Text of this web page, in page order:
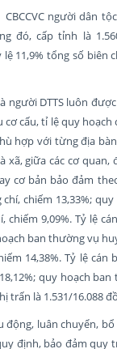
người dân
đó, cấp tỉnh là
11,9% tổng số biên
người DTTS luôn
cấu, tỉ lệ quy
hợp với từng địa
xã, giữa các cơ
cơ bản bảo đảm
chiếm 13,33%;
chiếm 9,09%. Tỷ lệ
ban thường vụ
14,38%. Tỷ lệ
quy hoạch
trấn là 1.531/16.088
động, luân chuyển,
định, bảo đảm quy